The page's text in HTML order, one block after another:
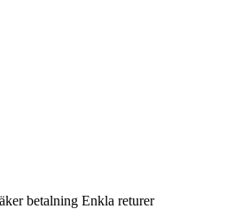
betalning Enkla returer